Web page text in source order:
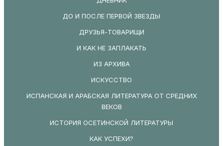
ДО И ПОСЛЕ ПЕРВОЙ ЗВЕЗДЫ
ДРУЗЬЯ-ТОВАРИЩИ
И КАК НЕ ЗАПЛАКАТЬ
ИЗ АРХИВА
ИСКУССТВО
ИСПАНСКАЯ И АРАБСКАЯ ЛИТЕРАТУРА ОТ СРЕДНИХ
ВЕКОВ
ИСТОРИЯ ОСЕТИНСКОЙ ЛИТЕРАТУРЫ
КАК УСПЕХИ?